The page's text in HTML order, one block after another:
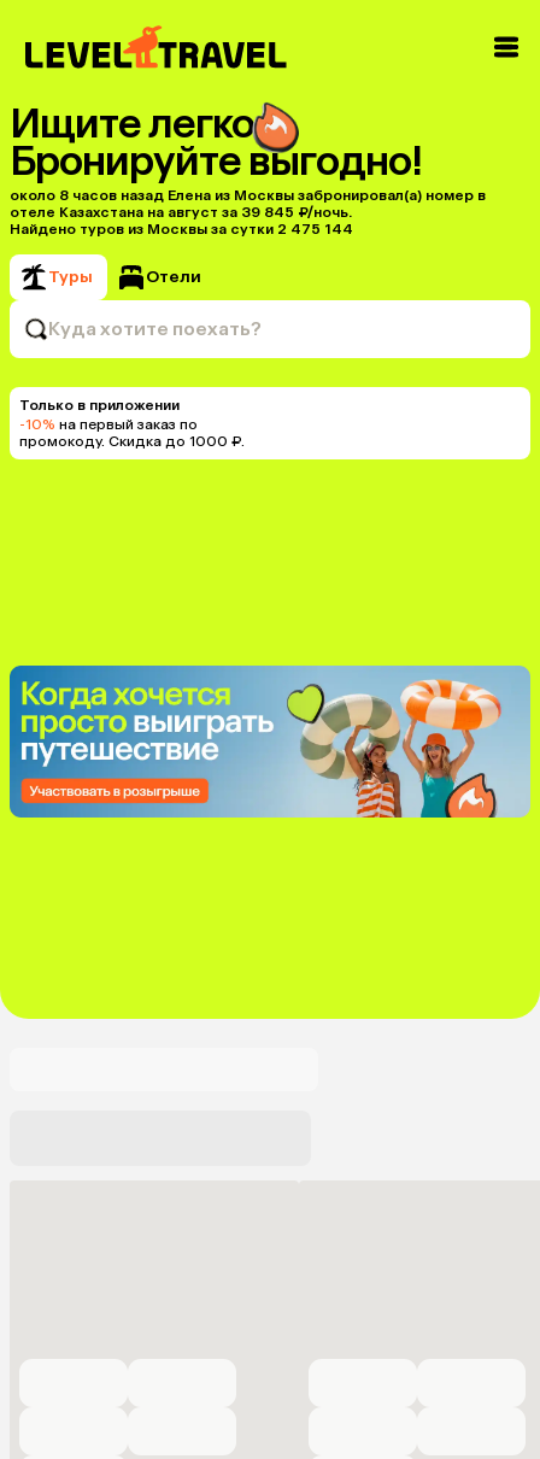
Ищите легко
Бронируйте выгодно!
около 8 часов назад Елена из Москвы забронировал(а) номер в
отеле Казахстана на август за 39 845 ₽/ночь.
Найдено туров из Москвы за сутки 2 475 144
Туры Отели
Куда хотите поехать?
Только в приложении
-10% на первый заказ по
промокоду. Скидка до 1000 ₽.